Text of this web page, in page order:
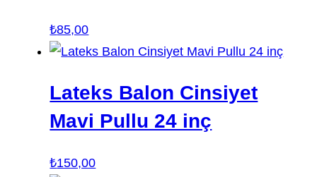
₺85,00
Lateks Balon Cinsiyet
Mavi Pullu 24 inç
₺150,00